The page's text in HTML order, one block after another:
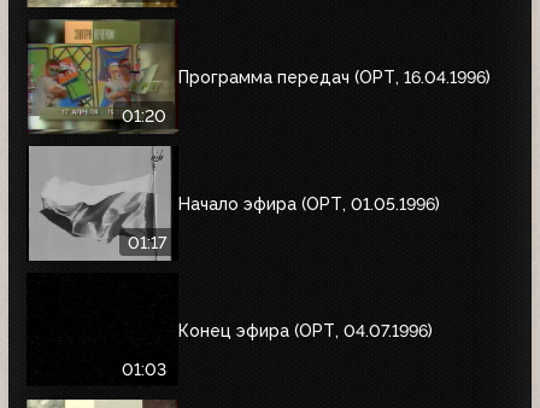
01:20
Программа передач (ОРТ, 16.04.1996)
01:17
Начало эфира (ОРТ, 01.05.1996)
01:03
Конец эфира (ОРТ, 04.07.1996)